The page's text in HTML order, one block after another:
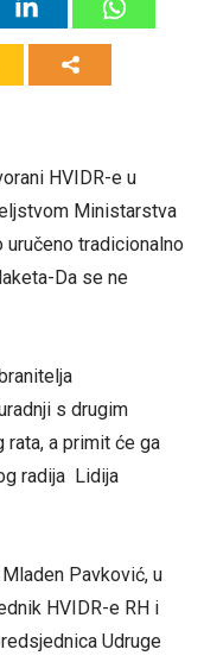
HVIDR-e u
Ministarstva
uručeno tradicionalno
Da se ne
s drugim
a primit će ga
radija Lidija
Pavković, u
HVIDR-e RH i
Udruge